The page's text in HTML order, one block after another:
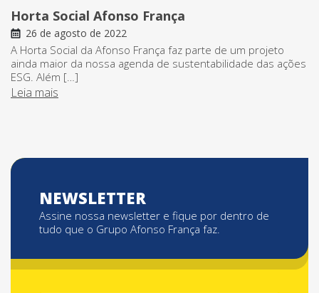
Horta Social Afonso França
26 de agosto de 2022
A Horta Social da Afonso França faz parte de um projeto
ainda maior da nossa agenda de sustentabilidade das ações
ESG. Além […]
Leia mais
NEWSLETTER
Assine nossa newsletter e fique por dentro de
tudo que o Grupo Afonso França faz.